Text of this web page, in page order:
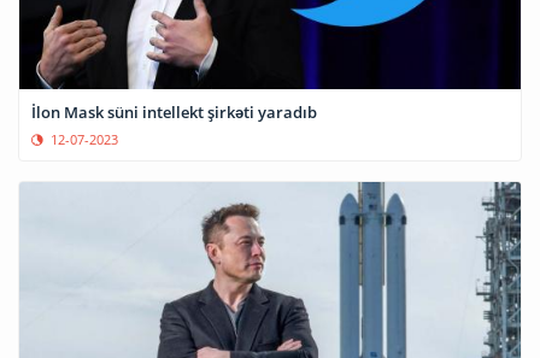
İlon Mask süni intellekt şirkəti yaradıb
12-07-2023